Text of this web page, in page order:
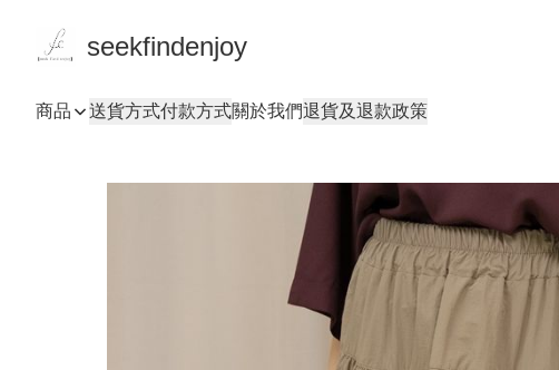
seekfindenjoy
商品 送貨方式付款方式關於我們退貨及退款政策